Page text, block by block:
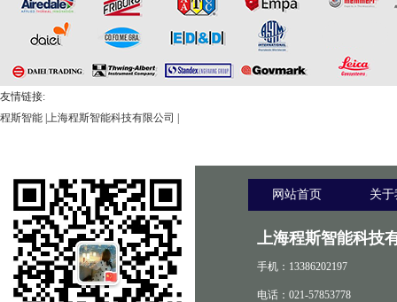
友情链接:
程斯智能 上海程斯智能科技有限公司
网站首页 关
上海程斯智能科技
手机：13386202197
电话：021-57853778